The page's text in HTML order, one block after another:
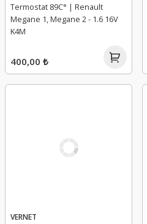
Termostat 89C° | Renault
Megane 1, Megane 2 - 1.6 16V
K4M
400,00 ₺
VERNET